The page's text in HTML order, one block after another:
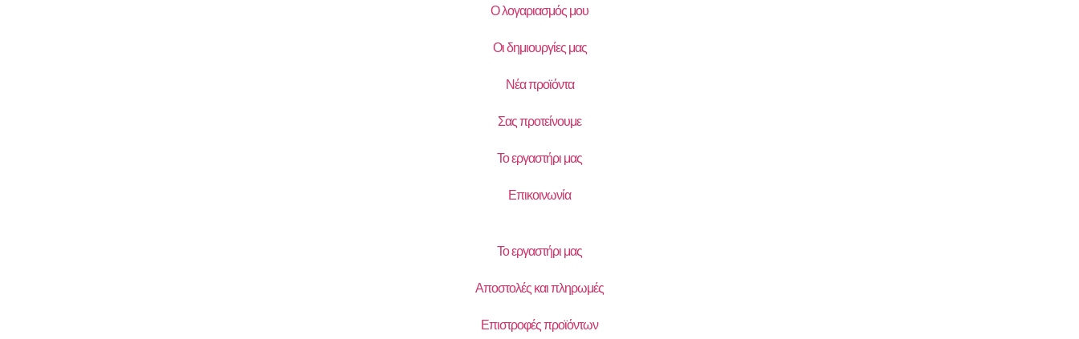
Ο λογαριασμός μου
Οι δημιουργίες μας
Νέα προϊόντα
Σας προτείνουμε
Το εργαστήρι μας
Επικοινωνία
Το εργαστήρι μας
Αποστολές και πληρωμές
Επιστροφές προϊόντων